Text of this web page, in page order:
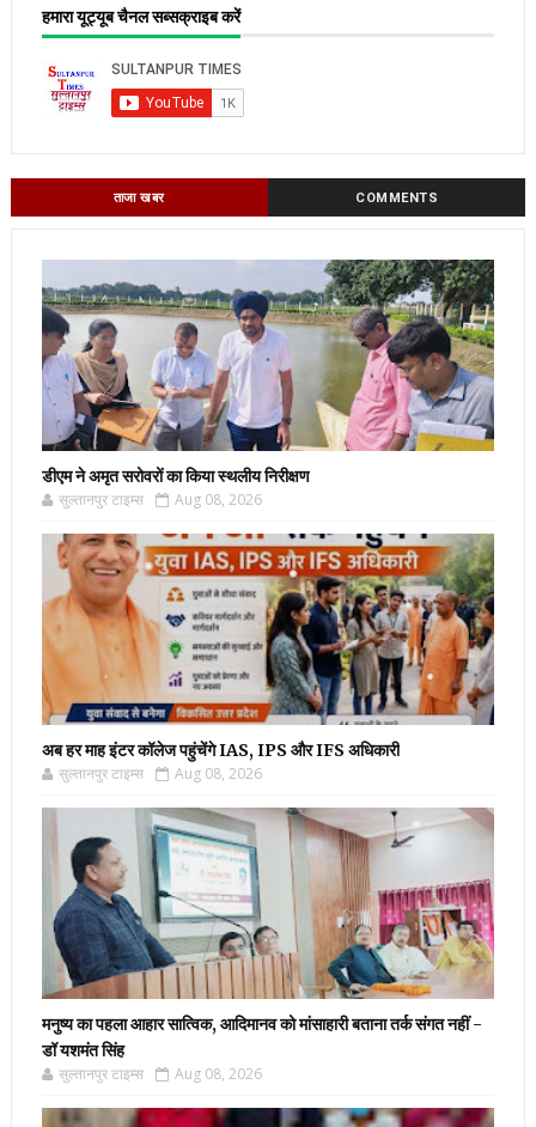
हमारा यूट्यूब चैनल सब्सक्राइब करें
ताजा खबर COMMENTS
डीएम ने अमृत सरोवरों का किया स्थलीय निरीक्षण
सुल्तानपुर टाइम्स Aug 08, 2026
अब हर माह इंटर कॉलेज पहुंचेंगे IAS, IPS और IFS अधिकारी
सुल्तानपुर टाइम्स Aug 08, 2026
मनुष्य का पहला आहार सात्विक, आदिमानव को मांसाहारी बताना तर्क संगत नहीं -
डॉ यशमंत सिंह
सुल्तानपुर टाइम्स Aug 08, 2026